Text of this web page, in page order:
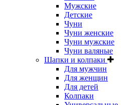
Мужские
Детские
Чуни
Чуни женские
Чуни мужские
Чуни валяные
Шапки и колпаки
Для мужчин
Для женщин
Для детей
Колпаки